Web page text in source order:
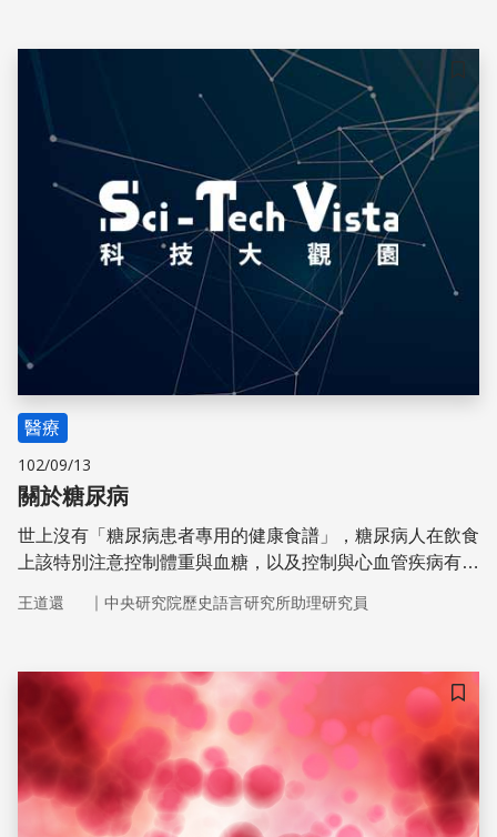
儲存
醫療
102/09/13
關於糖尿病
世上沒有「糖尿病患者專用的健康食譜」，糖尿病人在飲食
上該特別注意控制體重與血糖，以及控制與心血管疾病有關
王道還 ｜ 中央研究院歷史語言研究所助理研究員
儲存